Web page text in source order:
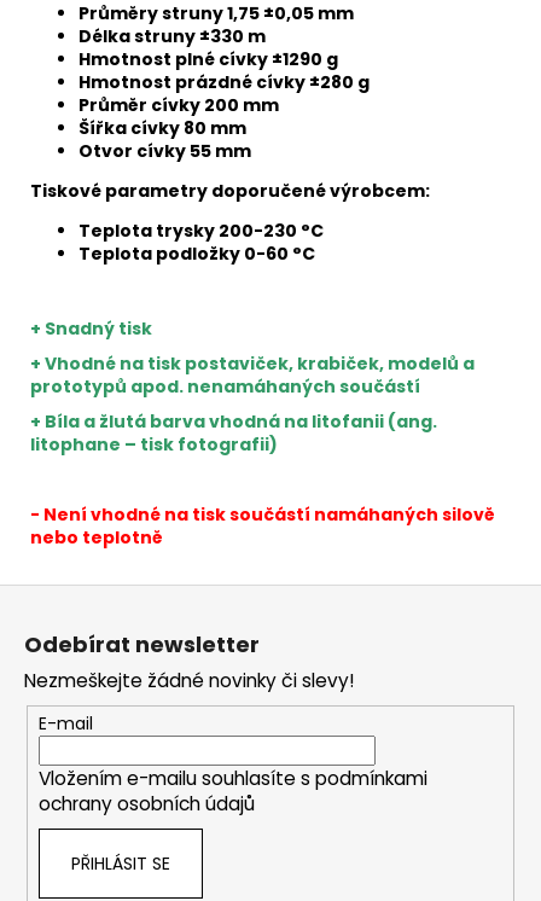
Průměry struny 1,75 ±0,05 mm
Délka struny ±330 m
Hmotnost plné cívky ±1290 g
Hmotnost prázdné cívky ±280 g
Průměr cívky 200 mm
Šířka cívky 80 mm
Otvor cívky 55 mm
Tiskové parametry doporučené výrobcem:
Teplota trysky 200-230 °C
Teplota podložky 0-60 °C
+ Snadný tisk
+ Vhodné na tisk postaviček, krabiček, modelů a
prototypů apod. nenamáhaných součástí
+ Bíla a žlutá barva vhodná na litofanii (ang.
litophane – tisk fotografii)
- Není vhodné na tisk součástí namáhaných silově
nebo teplotně
Odebírat newsletter
Nezmeškejte žádné novinky či slevy!
E-mail
Vložením e-mailu souhlasíte s podmínkami
ochrany osobních údajů
PŘIHLÁSIT SE